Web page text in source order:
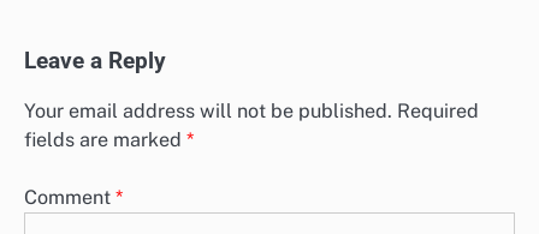
Leave a Reply
Your email address will not be published. Required
fields are marked *
Comment *